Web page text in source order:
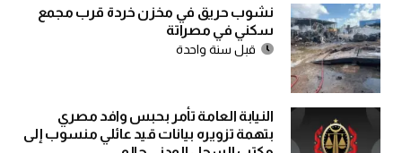
نشوب حريق في مخزن خردة قرب مجمع
سكني في مصراتة
قبل سنة واحدة
النيابة العامة تأمر بحبس وافد مصري
بتهمة تزويره بيانات قيد عائلي منسوب إلى